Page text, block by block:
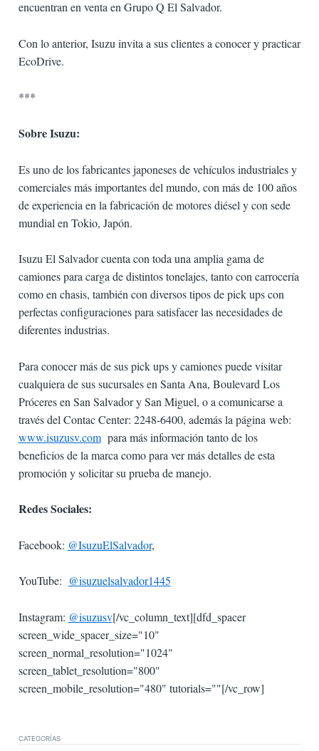
encuentran en venta en Grupo Q El Salvador.
Con lo anterior, Isuzu invita a sus clientes a conocer y practicar
EcoDrive.
***
Sobre Isuzu:
Es uno de los fabricantes japoneses de vehículos industriales y
comerciales más importantes del mundo, con más de 100 años
de experiencia en la fabricación de motores diésel y con sede
mundial en Tokio, Japón.
Isuzu El Salvador cuenta con toda una amplia gama de
camiones para carga de distintos tonelajes, tanto con carrocería
como en chasis, también con diversos tipos de pick ups con
perfectas configuraciones para satisfacer las necesidades de
diferentes industrias.
Para conocer más de sus pick ups y camiones puede visitar
cualquiera de sus sucursales en Santa Ana, Boulevard Los
Próceres en San Salvador y San Miguel, o a comunicarse a
través del Contac Center: 2248-6400, además la página web:
www.isuzusv.compara más información tanto de los
beneficios de la marca como para ver más detalles de esta
promoción y solicitar su prueba de manejo.
Redes Sociales:
Facebook: @IsuzuElSalvador,
YouTube: @isuzuelsalvador1445
Instagram: @isuzusv[/vc_column_text][dfd_spacer
screen_wide_spacer_size="10"
screen_normal_resolution="1024"
screen_tablet_resolution="800"
screen_mobile_resolution="480" tutorials=""[/vc_row]
CATEGORÍAS